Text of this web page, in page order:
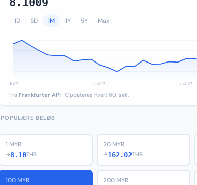
1D 5D 1M 1Y 5Y Max
Fra Frankfurter API · Opdateres hvert 60. sek.
POPULÆRE BELØB
1 MYR
→8.10THB
20 MYR
→162.02THB
100 MYR 200 MYR